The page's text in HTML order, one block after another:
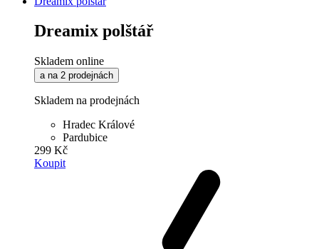
Dreamix polštář
Skladem online
a na 2 prodejnách
Skladem na prodejnách
Hradec Králové
Pardubice
299 Kč
Koupit